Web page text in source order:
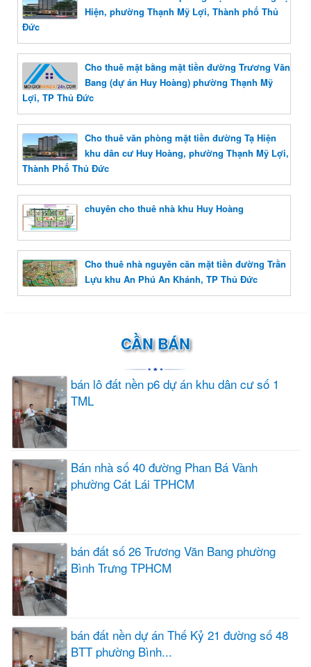
Hiện, phường Thạnh Mỹ Lợi, Thành phố Thủ
Đức
Cho thuê mặt bằng mặt tiền đường Trương Văn
Bang (dự án Huy Hoàng) phường Thạnh Mỹ
Lợi, TP Thủ Đức
Cho thuê văn phòng mặt tiền đường Tạ Hiện
khu dân cư Huy Hoàng, phường Thạnh Mỹ Lợi,
Thành Phố Thủ Đức
chuyên cho thuê nhà khu Huy Hoàng
Cho thuê nhà nguyên căn mặt tiền đường Trần
Lựu khu An Phú An Khánh, TP Thủ Đức
CẦN BÁN
bán lô đất nền p6 dự án khu dân cư số 1
TML
Bán nhà số 40 đường Phan Bá Vành
phường Cát Lái TPHCM
bán đất số 26 Trương Văn Bang phường
Bình Trưng TPHCM
bán đất nền dự án Thế Kỷ 21 đường số 48
BTT phường Bình...